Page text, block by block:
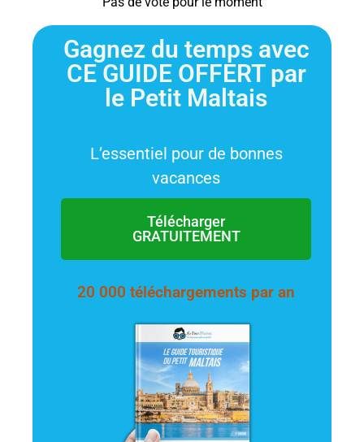
Gagnez du temps avec
CE GUIDE OFFERT par
le Petit Maltais
L’essentiel pour de bonnes
vacances
Télécharger
GRATUITEMENT
20 000 téléchargements par an